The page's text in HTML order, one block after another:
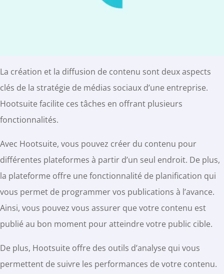
La création et la diffusion de contenu sont deux aspects
clés de la stratégie de médias sociaux d’une entreprise.
Hootsuite facilite ces tâches en offrant plusieurs
fonctionnalités.
Avec Hootsuite, vous pouvez créer du contenu pour
différentes plateformes à partir d’un seul endroit. De plus,
la plateforme offre une fonctionnalité de planification qui
vous permet de programmer vos publications à l’avance.
Ainsi, vous pouvez vous assurer que votre contenu est
publié au bon moment pour atteindre votre public cible.
De plus, Hootsuite offre des outils d’analyse qui vous
permettent de suivre les performances de votre contenu.